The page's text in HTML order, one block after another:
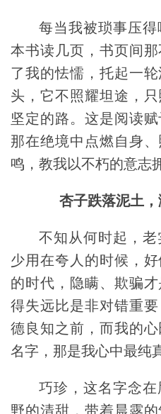
每当我被琐事压
本书读几页，书页间
了我的怯懦，托起一
头，它不照耀坦途，
坚定的路。这是阅读
那在绝境中点燃自身
鸣，教我以不朽的意志
杏子跌落泥土
不知从何时起，
少用在夸人的时候，
的时代，隐瞒、欺骗
得失远比是非对错重
德良知之前，而我的
名字，那是我心中最纯
巧珍，这名字念
野的清甜，带着晨露